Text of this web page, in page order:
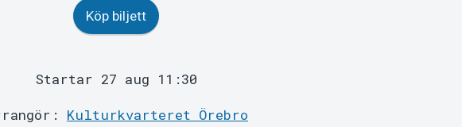
Köp biljett
Startar 27 aug 11:30
Kulturkvarteret Örebro